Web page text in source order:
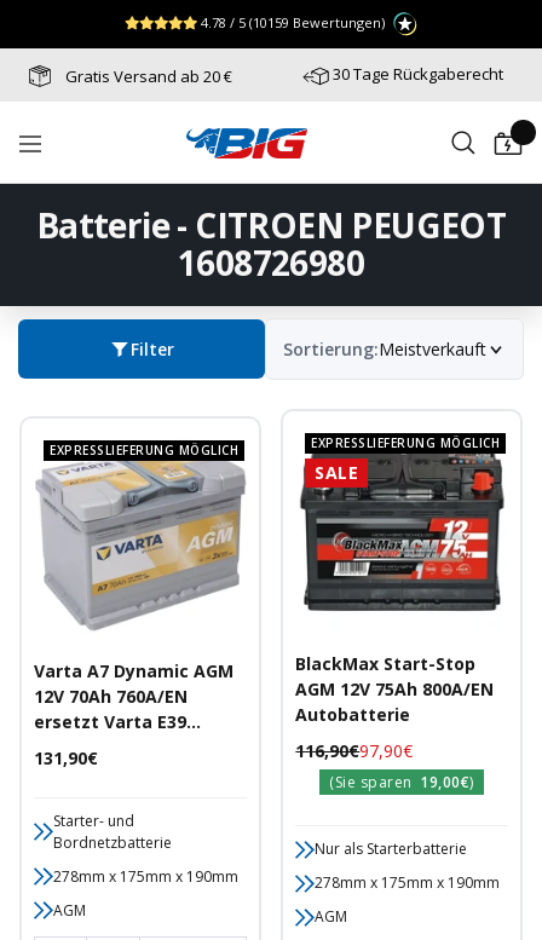
Zum Menü springen
Fußzeile springen
Barrierefreiheits-Widget öffnen
Inhalt
4.78 / 5 (10159 Bewertungen)
Gratis Versand ab 20 € 30 Tage Rückgaberecht
Navigation
Batterie-
Batterie - CITROEN PEUGEOT
1608726980
Filter Sortierung:Meistverkauft
EXPRESSLIEFERUNG MÖGLICH
Varta A7 Dynamic AGM
12V 70Ah 760A/EN
ersetzt Varta E39
Angebotspreis
131,90€
Starter- und
Bordnetzbatterie
278mm x 175mm x 190mm
AGM
EXPRESSLIEFERUNG MÖGLICH
SALE
BlackMax Start-Stop
AGM 12V 75Ah 800A/EN
Autobatterie
Angebotspreis
97,90€
Regulärer
Preis
116,90€
(Sie sparen 19,00€)
Nur als Starterbatterie
278mm x 175mm x 190mm
AGM